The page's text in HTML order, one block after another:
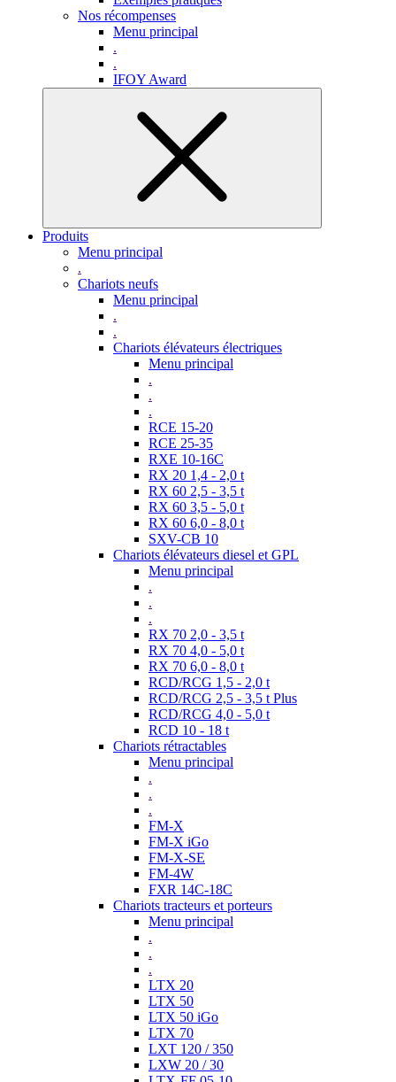
Nos récompenses
Menu principal
.
.
IFOY Award
Produits
Menu principal
.
Chariots neufs
Menu principal
.
.
Chariots élévateurs électriques
Menu principal
.
.
.
RCE 15-20
RCE 25-35
RXE 10-16C
RX 20 1,4 - 2,0 t
RX 60 2,5 - 3,5 t
RX 60 3,5 - 5,0 t
RX 60 6,0 - 8,0 t
SXV-CB 10
Chariots élévateurs diesel et GPL
Menu principal
.
.
.
RX 70 2,0 - 3,5 t
RX 70 4,0 - 5,0 t
RX 70 6,0 - 8,0 t
RCD/RCG 1,5 - 2,0 t
RCD/RCG 2,5 - 3,5 t Plus
RCD/RCG 4,0 - 5,0 t
RCD 10 - 18 t
Chariots rétractables
Menu principal
.
.
.
FM-X
FM-X iGo
FM-X-SE
FM-4W
FXR 14C-18C
Chariots tracteurs et porteurs
Menu principal
.
.
.
LTX 20
LTX 50
LTX 50 iGo
LTX 70
LXT 120 / 350
LXW 20 / 30